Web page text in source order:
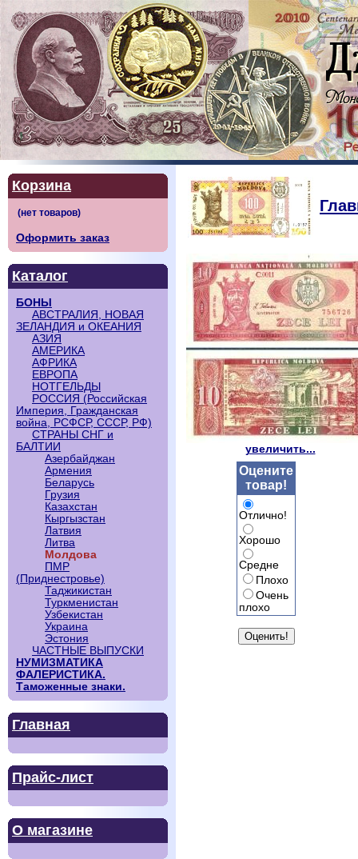
Корзина
Оформить заказ
Каталог
БОНЫ
АВСТРАЛИЯ, НОВАЯ
ЗЕЛАНДИЯ и ОКЕАНИЯ
АЗИЯ
АМЕРИКА
АФРИКА
ЕВРОПА
НОТГЕЛЬДЫ
РОССИЯ (Российская
Империя, Гражданская
война, РСФСР, СССР, РФ)
СТРАНЫ СНГ и
БАЛТИИ
Азербайджан
Армения
Беларусь
Грузия
Казахстан
Кыргызстан
Латвия
Литва
Молдова
ПМР
(Приднестровье)
Таджикистан
Туркменистан
Узбекистан
Украина
Эстония
ЧАСТНЫЕ ВЫПУСКИ
НУМИЗМАТИКА
ФАЛЕРИСТИКА.
Таможенные знаки.
Главная
Прайс-лист
О магазине
увеличить...
Оцените
товар!
Отлично!
Хорошо
Средне
Плохо
Очень
плохо